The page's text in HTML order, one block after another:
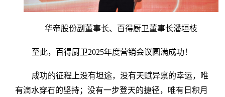
华帝股份副董事长、百得厨卫董事长潘垣枝
至此，百得厨卫2025年度营销会议圆满成功！
成功的征程上没有坦途，没有天赋异禀的幸运，唯
有滴水穿石的坚持；没有一步登天的捷径，唯有日积月